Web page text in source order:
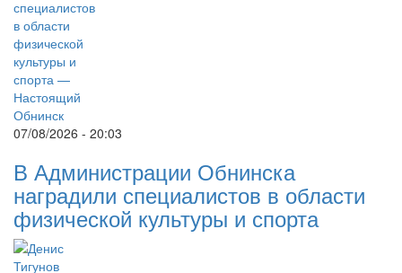
07/08/2026 - 20:03
В Администрации Обнинска
наградили специалистов в области
физической культуры и спорта